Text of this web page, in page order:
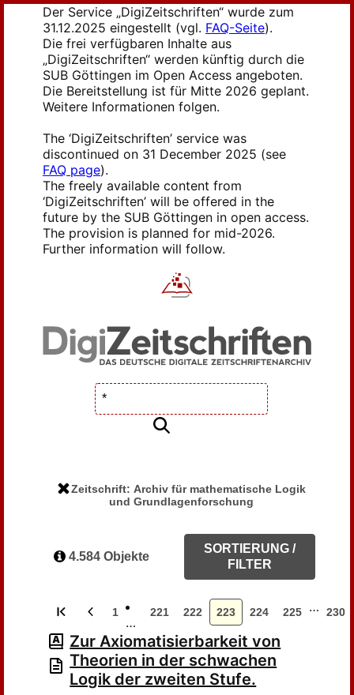
Der Service „DigiZeitschriften“ wurde zum
31.12.2025 eingestellt (vgl. FAQ-Seite).
Die frei verfügbaren Inhalte aus
„DigiZeitschriften“ werden künftig durch die
SUB Göttingen im Open Access angeboten.
Die Bereitstellung ist für Mitte 2026 geplant.
Weitere Informationen folgen.
The ‘DigiZeitschriften’ service was
discontinued on 31 December 2025 (see
FAQ page).
The freely available content from
‘DigiZeitschriften’ will be offered in the
future by the SUB Göttingen in open access.
The provision is planned for mid-2026.
Further information will follow.
Zeitschrift: Archiv für mathematische Logik
und Grundlagenforschung
4.584 Objekte
SORTIERUNG /
FILTER
1
…
221 222 223 224 225 … 230
Zur Axiomatisierbarkeit von
Theorien in der schwachen
Logik der zweiten Stufe.